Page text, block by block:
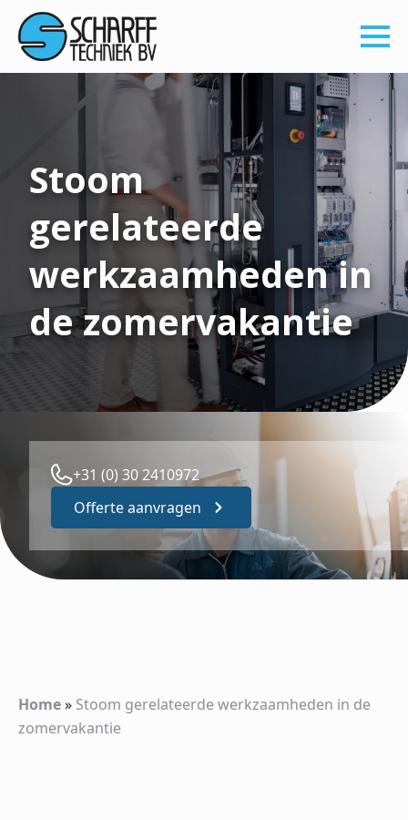
Stoom
gerelateerde
werkzaamheden in
de zomervakantie
+31 (0) 30 2410972
Offerte aanvragen
Home» Stoom gerelateerde werkzaamheden in de
zomervakantie